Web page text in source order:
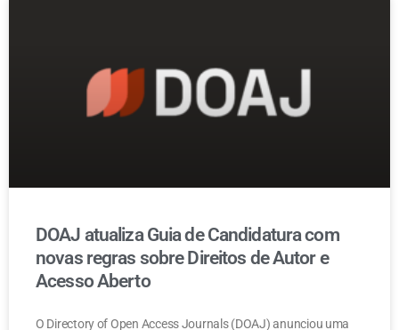
DOAJ atualiza Guia de Candidatura com
novas regras sobre Direitos de Autor e
Acesso Aberto
O Directory of Open Access Journals (DOAJ) anunciou uma